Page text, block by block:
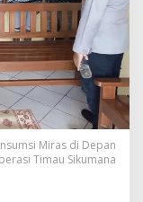
Miras di Depan
Timau Sikumana